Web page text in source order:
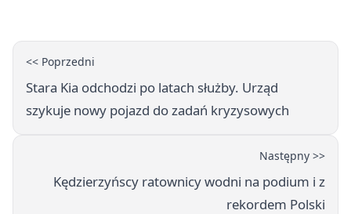
<< Poprzedni
Stara Kia odchodzi po latach służby. Urząd
szykuje nowy pojazd do zadań kryzysowych
Następny >>
Kędzierzyńscy ratownicy wodni na podium i z
rekordem Polski